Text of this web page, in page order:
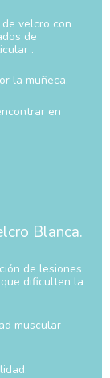
velcro con
de
.
la muñeca.
en
Blanca.
de lesiones
dificulten la
muscular